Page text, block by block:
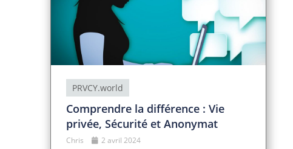
PRVCY.world
Comprendre la différence : Vie
privée, Sécurité et Anonymat
Chris 2 avril 2024